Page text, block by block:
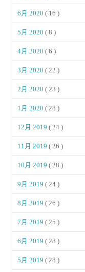
6月 2020( 16 )
5月 2020( 8 )
4月 2020( 6 )
3月 2020( 22 )
2月 2020( 23 )
1月 2020( 28 )
12月 2019( 24 )
11月 2019( 26 )
10月 2019( 28 )
9月 2019( 24 )
8月 2019( 26 )
7月 2019( 25 )
6月 2019( 28 )
5月 2019( 28 )